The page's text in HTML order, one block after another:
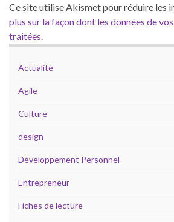
Ce site utilise Akismet pour réduire les
plus sur la façon dont les données de
traitées.
Actualité
Agile
Culture
design
Développement Personnel
Entrepreneur
Fiches de lecture